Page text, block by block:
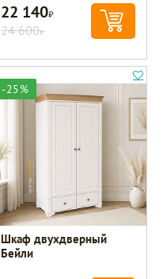
22 140Р
24 600Р
-25%
Шкаф двухдверный
Бейли